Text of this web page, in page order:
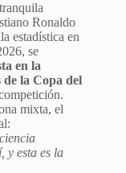
Ronaldo
estadística en
se
en la
de la Copa del
mixta, el
y esta es la